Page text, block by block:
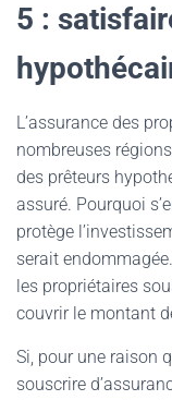
5 :
L’assurance des
nombreuses
des prêteurs
assuré. Pourquoi
protège
serait
les propriétaires
couvrir le montant
Si, pour une raison
souscrire